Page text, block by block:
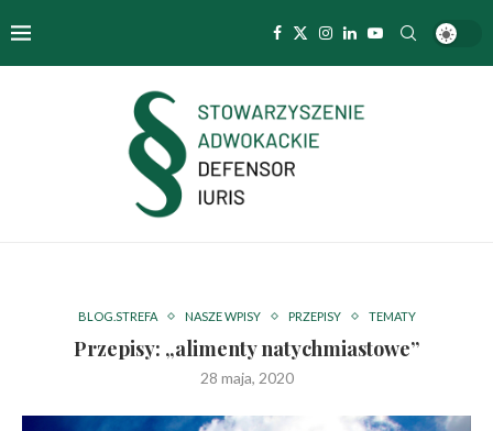
BLOG.STREFA NASZE WPISY PRZEPISY TEMATY
Przepisy: „alimenty natychmiastowe”
28 maja, 2020